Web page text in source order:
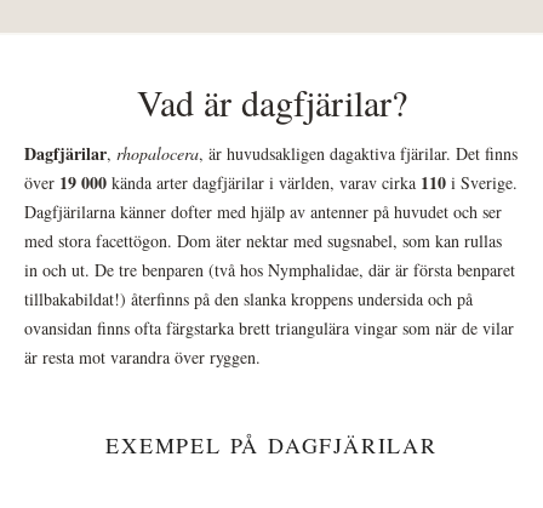
Vad är dagfjärilar?
Dagfjärilar, rhopalocera, är huvudsakligen dagaktiva fjärilar. Det finns
över 19 000 kända arter dagfjärilar i världen, varav cirka 110 i Sverige.
Dagfjärilarna känner dofter med hjälp av antenner på huvudet och ser
med stora facettögon. Dom äter nektar med sugsnabel, som kan rullas
in och ut. De tre benparen (två hos Nymphalidae, där är första benparet
tillbakabildat!) återfinns på den slanka kroppens undersida och på
ovansidan finns ofta färgstarka brett triangulära vingar som när de vilar
är resta mot varandra över ryggen.
EXEMPEL PÅ DAGFJÄRILAR